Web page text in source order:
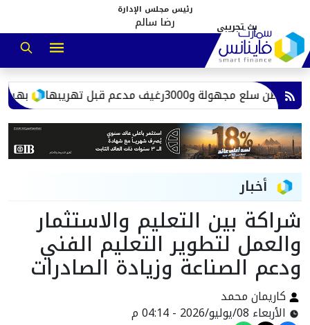
رئيس مجلس الإدارة
رضا سالم
بهية توسع
أخبار
شراكة بين التعليم والاستثمار
والعمل لتطوير التعليم الفني
ودعم الصناعة وزيادة الصادرات
كاريمان محمد
الأربعاء 08/يوليو/2026 - 04:14 م